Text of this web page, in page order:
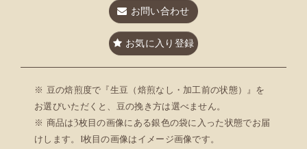
お問い合わせ
お気に入り登録
※ 豆の焙煎度で『生豆（焙煎なし・加工前の状態）』を
お選びいただくと、豆の挽き方は選べません。
※ 商品は3枚目の画像にある銀色の袋に入った状態でお届
けします。1枚目の画像はイメージ画像です。